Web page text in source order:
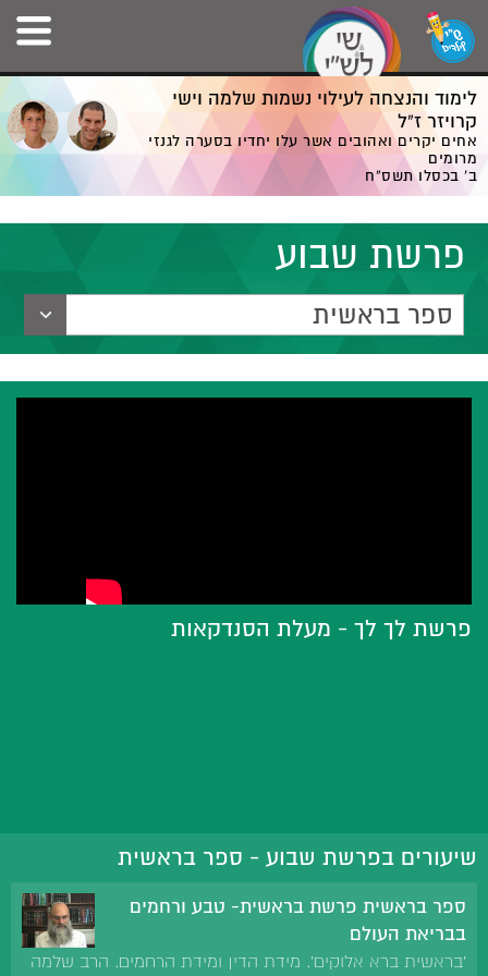
לימוד והנצחה לעילוי נשמות שלמה וישי
קרויזר ז”ל
אחים יקרים ואהובים אשר עלו יחדיו בסערה לגנזי
מרומים
ב' בכסלו תשס”ח
פרשת שבוע
ספר בראשית
פרשת לך לך - מעלת הסנדקאות
שיעורים בפרשת שבוע - ספר בראשית
ספר בראשית פרשת בראשית- טבע ורחמים
בבריאת העולם
'בראשית ברא אלוקים'. מידת הדין ומידת הרחמים. הרב שלמה